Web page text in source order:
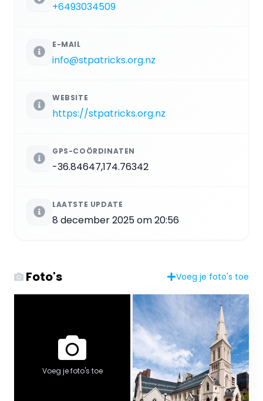
+6493034509
E-MAIL
info@stpatricks.org.nz
WEBSITE
https://stpatricks.org.nz
GPS-COÖRDINATEN
-36.84647,174.76342
LAATSTE UPDATE
8 december 2025 om 20:56
Foto's Voeg je foto's toe
Voeg je foto's toe